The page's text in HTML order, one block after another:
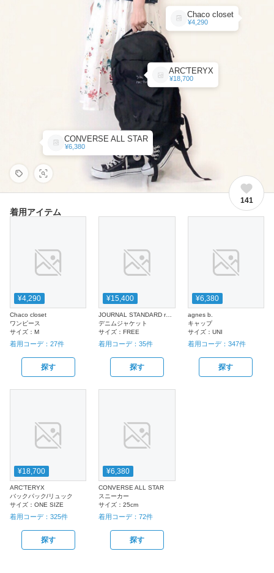
Chaco closet
¥4,290
ARC'TERYX
¥18,700
CONVERSE ALL STAR
¥6,380
141
着用アイテム
¥4,290
Chaco closet
ワンピース
サイズ： M
着用コーデ： 27件
探す
¥15,400
JOURNAL STANDARD relume
デニムジャケット
サイズ：FREE
着用コーデ：35件
探す
¥6,380
agnes b.
キャップ
サイズ： UNI
着用コーデ： 347件
探す
¥18,700
ARC'TERYX
バックパック/リュック
サイズ： ONE SIZE
着用コーデ： 325件
探す
¥6,380
CONVERSE ALL STAR
スニーカー
サイズ：25cm
着用コーデ：72件
探す